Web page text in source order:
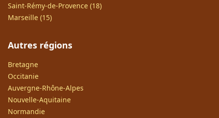
Saint-Rémy-de-Provence (18)
Marseille (15)
Autres régions
Bretagne
Occitanie
Auvergne-Rhône-Alpes
Nouvelle-Aquitaine
Normandie